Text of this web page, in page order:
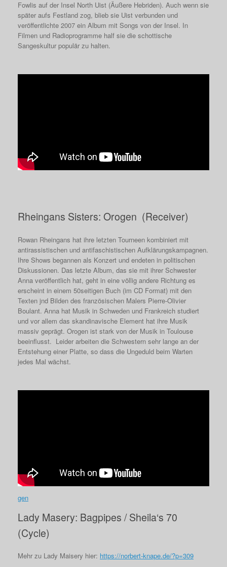
Fowlis auf der Insel North Uist (Äußere Hebriden). Auch wenn sie
später aufs Festland zog, blieb sie Uist verbunden und
veröffentlichte 2007 ein Album mit Songs von der Insel. In
Filmen und Radioprogramme half sie die schottische
Sangeskultur populär zu halten.
Rheingans Sisters: Orogen (Receiver)
Rowan Rheingans hat ihre letzten Tourneen kombiniert mit
antirassistischen und antifaschistischen Aufklärungskampagnen.
Ihre Shows begannen als Konzert und endeten in politischen
Diskussionen. Das letzte Album, das sie mit ihrer Schwester
Anna veröffentlich hat, geht in eine völlig andere Richtung es
erscheint in einem 50seitigen Buch (im CD Format) mit den
Texten jnd Bilden des französischen Malers Pierre-Olivier
Boulant. Anna hat Musik in Schweden und Frankreich studiert
und vor allem das skandinavische Element hat ihre Musik
massiv geprägt. Orogen ist stark von der Musik in Toulouse
beeinflusst. Leider arbeiten die Schwestern sehr lange an der
Entstehung einer Platte, so dass die Ungeduld beim Warten
jedes Mal wächst.
gen
Lady Masery: Bagpipes / Sheila‘s 70
(Cycle)
Mehr zu Lady Maisery hier: https://norbert-knape.de/?p=309